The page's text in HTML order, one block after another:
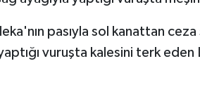
pasıyla sol kanattan
vuruşta kalesini terk